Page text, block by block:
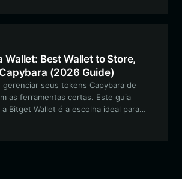
Wallet: Best Wallet to Store,
(2026 Guide)
gerenciar seus tokens Capybara de
as ferramentas certas. Este guia
Bitget Wallet é a escolha ideal para
e interagir com a comunidade